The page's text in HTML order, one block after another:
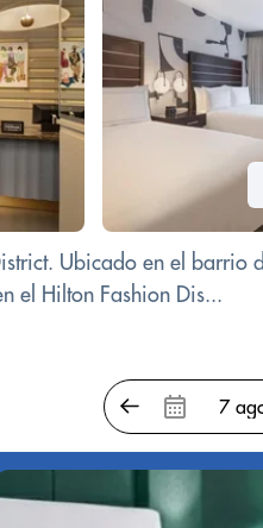
Ubicado en el barrio
el Hilton Fashion Dis...